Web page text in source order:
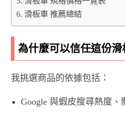
滑板車 推薦總結
為什麼可以信任這份滑
我挑選商品的依據包括：
Google 與蝦皮搜尋熱度、